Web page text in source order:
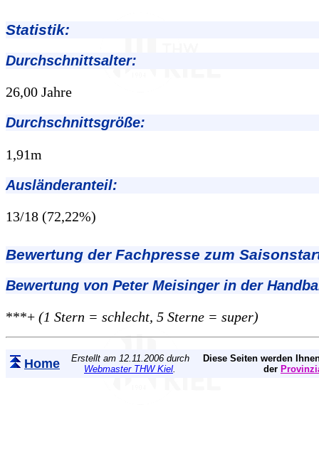
Statistik:
Durchschnittsalter:
26,00 Jahre
Durchschnittsgröße:
1,91m
Ausländeranteil:
13/18 (72,22%)
Bewertung der Fachpresse zum
Bewertung von Peter Meisinger in der
***+ (1 Stern = schlecht, 5 Sterne = super)
Home
Erstellt am 12.11.2006 durch
Webmaster THW Kiel.
Diese Seiten werden
der